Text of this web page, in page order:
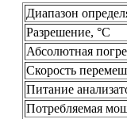
Диапазон
Разрешение, °С
Абсолютная
Скорость
Питание
Потребляемая